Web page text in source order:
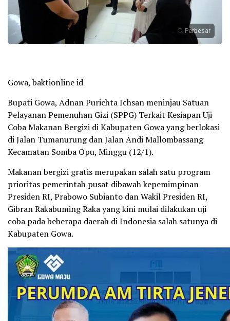
Perbesar
Gowa, baktionline id
Bupati Gowa, Adnan Purichta Ichsan meninjau Satuan
Pelayanan Pemenuhan Gizi (SPPG) Terkait Kesiapan Uji
Coba Makanan Bergizi di Kabupaten Gowa yang berlokasi
di Jalan Tumanurung dan Jalan Andi Mallombassang
Kecamatan Somba Opu, Minggu (12/1).
Makanan bergizi gratis merupakan salah satu program
prioritas pemerintah pusat dibawah kepemimpinan
Presiden RI, Prabowo Subianto dan Wakil Presiden RI,
Gibran Rakabuming Raka yang kini mulai dilakukan uji
coba pada beberapa daerah di Indonesia salah satunya di
Kabupaten Gowa.